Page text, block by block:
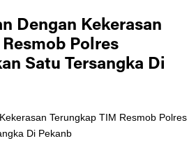
Dengan Kekerasan
Polres
Satu Tersangka Di